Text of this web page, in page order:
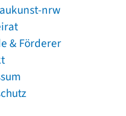
nrw
& Förderer